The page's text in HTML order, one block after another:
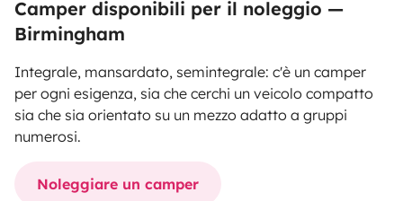
Camper disponibili per il noleggio —
Birmingham
Integrale, mansardato, semintegrale: c'è un camper
per ogni esigenza, sia che cerchi un veicolo compatto
sia che sia orientato su un mezzo adatto a gruppi
numerosi.
Noleggiare un camper